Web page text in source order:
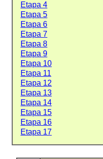
Etapa 4
Etapa 5
Etapa 6
Etapa 7
Etapa 8
Etapa 9
Etapa 10
Etapa 11
Etapa 12
Etapa 13
Etapa 14
Etapa 15
Etapa 16
Etapa 17